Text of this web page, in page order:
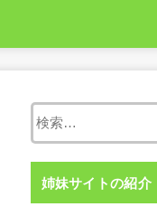
姉妹サイトの紹介